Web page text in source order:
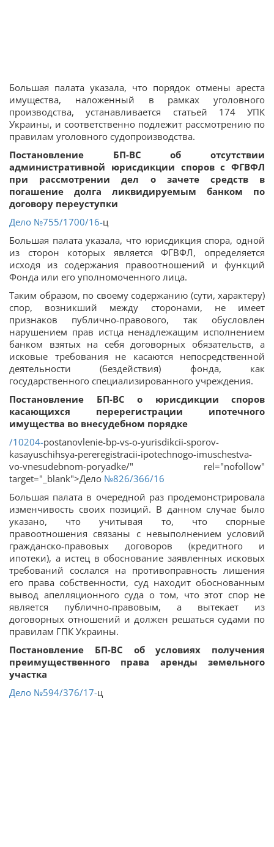
Большая палата указала, что порядок отмены ареста
имущества, наложенный в рамках уголовного
производства, устанавливается статьей 174 УПК
Украины, и соответственно подлежит рассмотрению по
правилам уголовного судопроизводства.
Постановление БП-ВС об отсутствии
административной юрисдикции споров с ФГВФЛ
при рассмотрении дел о зачете средств в
погашение долга ликвидируемым банком по
договору переуступки
Дело №755/1700/16-ц
Большая палата указала, что юрисдикция спора, одной
из сторон которых является ФГВФЛ, определяется
исходя из содержания правоотношений и функций
Фонда или его уполномоченного лица.
Таким образом, по своему содержанию (сути, характеру)
спор, возникший между сторонами, не имеет
признаков публично-правового, так обусловлен
нарушением прав истца ненадлежащим исполнением
банком взятых на себя договорных обязательств, а
исковые требования не касаются непосредственной
деятельности (бездействия) фонда, как
государственного специализированного учреждения.
Постановление БП-ВС о юрисдикции споров
касающихся перерегистрации ипотечного
имущества во внесудебном порядке
/10204-postanovlenie-bp-vs-o-yurisdikcii-sporov-
kasayuschihsya-pereregistracii-ipotechnogo-imuschestva-
vo-vnesudebnom-poryadke/" rel="nofollow"
target="_blank">Дело №826/366/16
Большая палата в очередной раз продемонстрировала
изменчивость своих позиций. В данном случае было
указано, что учитывая то, что спорные
правоотношения связаны с невыполнением условий
гражданско-правовых договоров (кредитного и
ипотеки), а истец в обоснование заявленных исковых
требований сослался на противоправность лишения
его права собственности, суд находит обоснованным
вывод апелляционного суда о том, что этот спор не
является публично-правовым, а вытекает из
договорных отношений и должен решаться судами по
правилам ГПК Украины.
Постановление БП-ВС об условиях получения
преимущественного права аренды земельного
участка
Дело №594/376/17-ц